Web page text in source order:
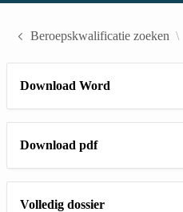
Beroepskwalificatie zoeken
Download Word
Download pdf
Volledig dossier